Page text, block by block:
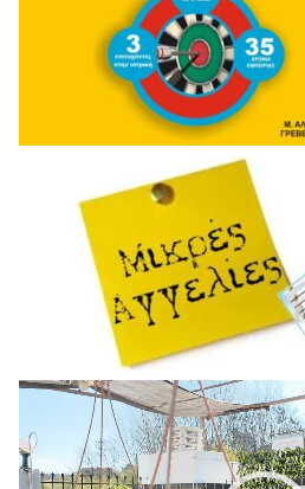
Πρόγραμμα
Αναπαραγωγής
Βίντεο